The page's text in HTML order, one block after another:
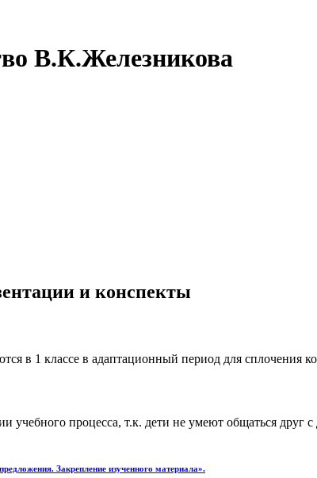
В.К.Железникова
и конспекты
в 1 классе в адаптационный период для сплочения
учебного процесса, т.к. дети не умеют общаться друг
Закрепление изученного материала».